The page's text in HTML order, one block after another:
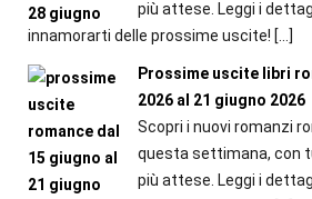
più attese. Leggi i
innamorarti delle prossime uscite! […]
Prossime uscite libri
2026 al 21 giugno 2026
Scopri i nuovi romanzi
questa settimana, con
più attese. Leggi i